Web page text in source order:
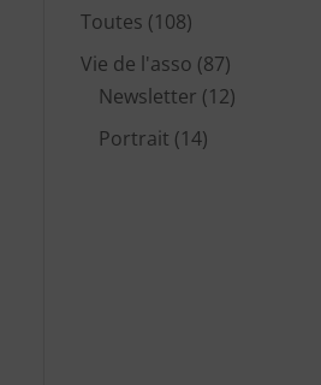
Toutes (108)
Vie de l'asso (87)
Newsletter (12)
Portrait (14)